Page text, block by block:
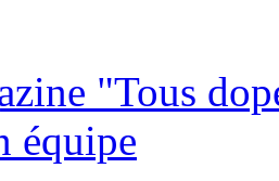
"Tous
équipe